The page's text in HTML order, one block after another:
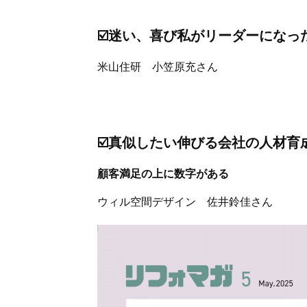
☑️迷い、喜び私がリーダーになっ
米山住研 小笠原充さん
☑️真似したい伸びる会社の人材育
顧客満足の上に数字がある
ウィル空間デザイン 佐井鈴佳さん